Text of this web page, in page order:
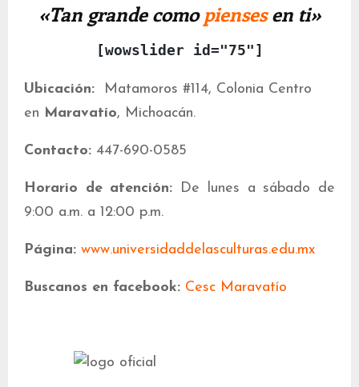
«Tan grande comopiensesen ti»
[wowslider id="75"]
Ubicación: Matamoros #114, Colonia Centro
en Maravatío, Michoacán.
Contacto: 447-690-0585
Horario de atención: De lunes a sábado de
9:00 a.m. a 12:00 p.m.
Página: www.universidaddelasculturas.edu.mx
Buscanos en facebook: Cesc Maravatío